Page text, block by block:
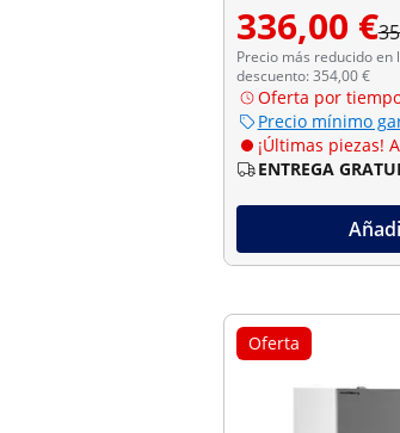
336,00 €
Precio más reducido
descuento: 354,00 €
Oferta por
Precio mínimo
¡Últimas piezas!
ENTREGA
Oferta